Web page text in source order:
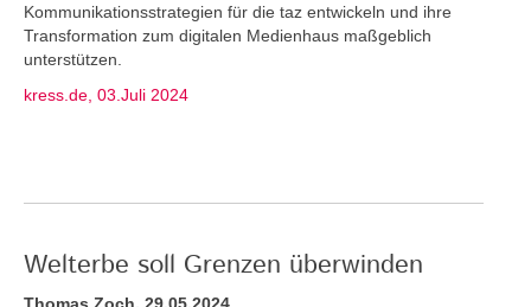
Kommunikationsstrategien für die taz entwickeln und ihre
Transformation zum digitalen Medienhaus maßgeblich
unterstützen.
kress.de, 03.Juli 2024
Welterbe soll Grenzen überwinden